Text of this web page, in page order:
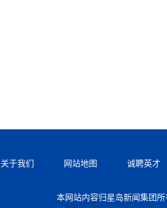
关于我们 网站地图 诚聘英才
本网站内容归星岛新闻集团